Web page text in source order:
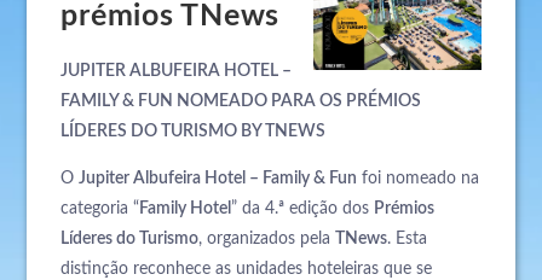
prémios TNews
JUPITER ALBUFEIRA HOTEL –
FAMILY & FUN NOMEADO PARA OS PRÉMIOS
LÍDERES DO TURISMO BY TNEWS
OJupiter Albufeira Hotel – Family & Fun foi nomeado na
categoria “ Family Hotel ” da 4.ª edição dos Prémios
Líderes do Turismo, organizados pela TNews. Esta
distinção reconhece as unidades hoteleiras que se